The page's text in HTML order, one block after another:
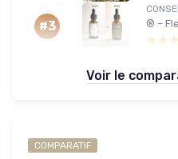
#3
Voir le
COMPARATIF